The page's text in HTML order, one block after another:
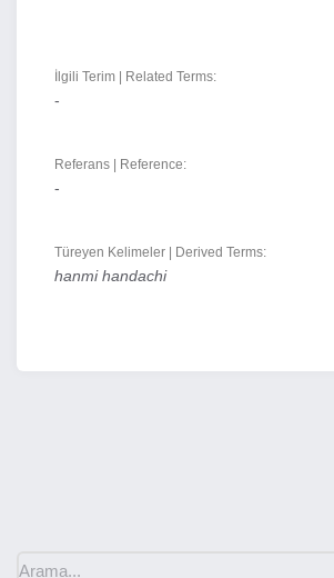
İlgili Terim | Related Terms:
-
Referans | Reference:
-
Türeyen Kelimeler | Derived Terms:
hanmi handachi